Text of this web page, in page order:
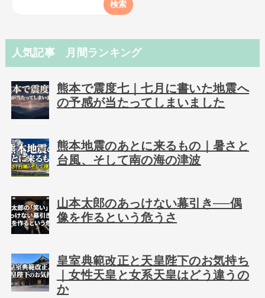
人気記事 月間ランキング
熊本で震度七｜七月に書いた地震へ
の予感が当たってしまいました
熊本地震のあとに来るもの｜暑さと
台風、そして南の海の津波
山本太郎のあっけない幕引き──偶
像を作るという危うさ
皇室典範改正と天皇陛下のお気持ち
｜女性天皇と女系天皇はどう違うの
か